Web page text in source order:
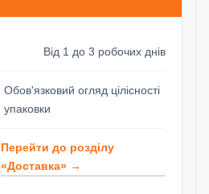
Від 1 до 3 робочих днів
Обов'язковий огляд цілісності
упаковки
Перейти до розділу
«Доставка» →